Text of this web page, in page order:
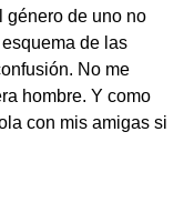
género de uno no
de las
No me
hombre. Y como
con mis amigas si